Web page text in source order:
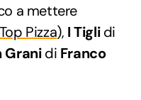
a mettere
Pizza), I Tiglidi
Granidi Franco